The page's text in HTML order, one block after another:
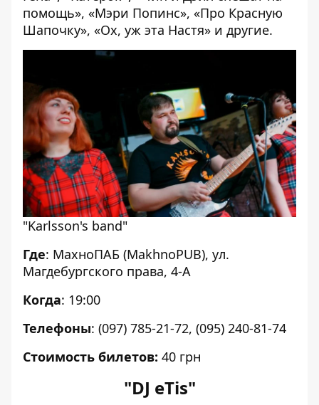
помощь», «Мэри Попинс», «Про Красную
Шапочку», «Ох, уж эта Настя» и другие.
"Karlsson's band"
Где: МахноПАБ (MakhnoPUB), ул.
Магдебургского права, 4-А
Когда: 19:00
Телефоны: (097) 785-21-72, (095) 240-81-74
Стоимость билетов: 40 грн
"DJ eTis"